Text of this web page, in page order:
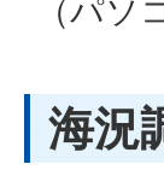
（パソ
海況